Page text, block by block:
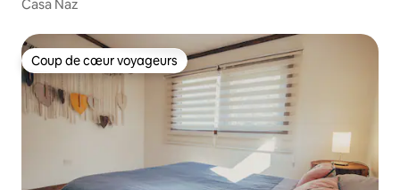
Casa Naz
Coup de cœur voyageurs
Coup de cœur voyageurs